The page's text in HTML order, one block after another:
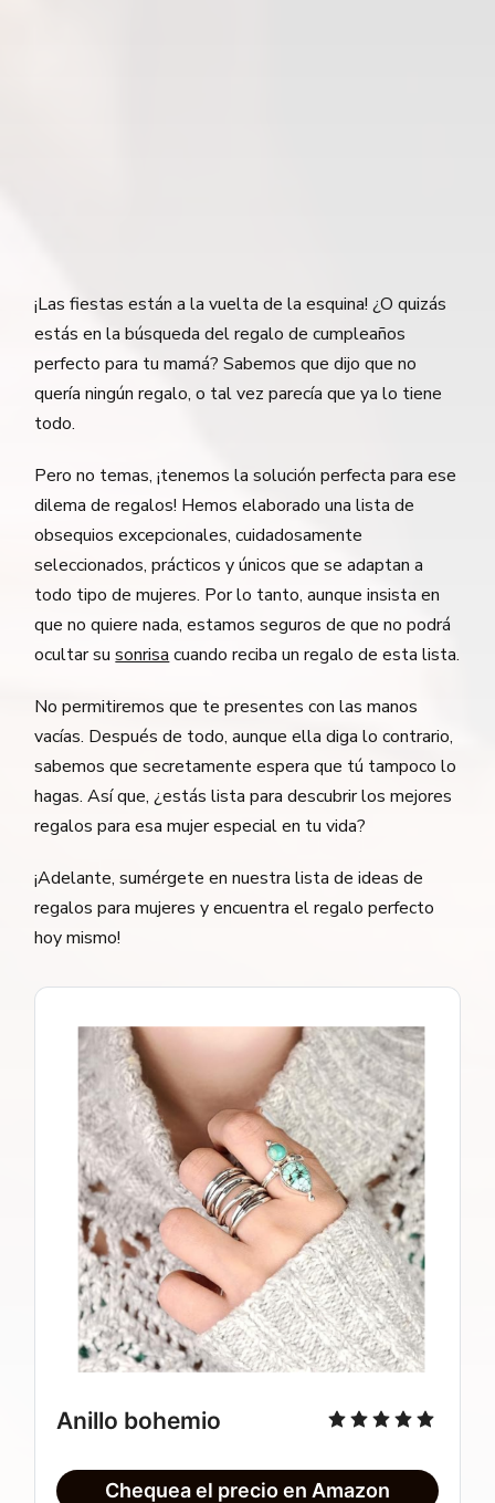
¡Las fiestas están a la vuelta de la esquina! ¿O quizás
estás en la búsqueda del regalo de cumpleaños
perfecto para tu mamá? Sabemos que dijo que no
quería ningún regalo, o tal vez parecía que ya lo tiene
todo.
Pero no temas, ¡tenemos la solución perfecta para ese
dilema de regalos! Hemos elaborado una lista de
obsequios excepcionales, cuidadosamente
seleccionados, prácticos y únicos que se adaptan a
todo tipo de mujeres. Por lo tanto, aunque insista en
que no quiere nada, estamos seguros de que no podrá
ocultar susonrisa cuando reciba un regalo de esta lista.
No permitiremos que te presentes con las manos
vacías. Después de todo, aunque ella diga lo contrario,
sabemos que secretamente espera que tú tampoco lo
hagas. Así que, ¿estás lista para descubrir los mejores
regalos para esa mujer especial en tu vida?
¡Adelante, sumérgete en nuestra lista de ideas de
regalos para mujeres y encuentra el regalo perfecto
hoy mismo!
Anillo bohemio
Chequea el precio en Amazon